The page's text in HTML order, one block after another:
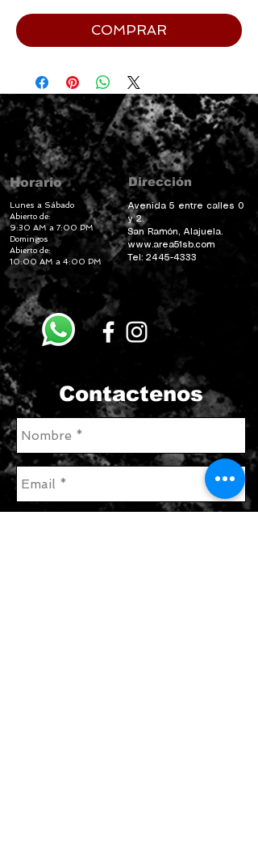
COMPRAR
Horario
Lunes a Sábado
Abierto de:
9:30 AM a 7:00 PM
Domingos
Abierto de:
10:00 AM a 4:00 PM
Dirección
Avenida 5 entre calles 0
y 2.
San Ramón, Alajuela.
www.area51sb.com
Tel: 2445-4333
Contactenos